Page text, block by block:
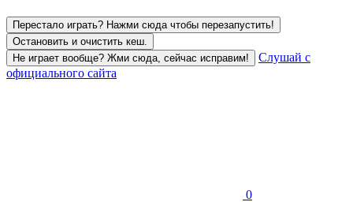
Перестало играть? Нажми сюда чтобы перезапустить!
Остановить и очистить кеш.
Не играет вообще? Жми сюда, сейчас исправим!
Слушай с
официального сайта
0